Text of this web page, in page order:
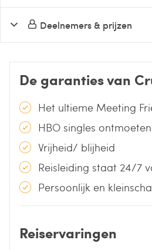
Deelnemers & prijzen
De garanties van
Het ultieme Meeting
HBO singles ontmoeten
Vrijheid/ blijheid
Reisleiding staat 24/7
Persoonlijk en
Reiservaringen